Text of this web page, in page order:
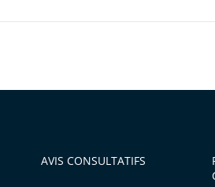
AVIS CONSULTATIFS